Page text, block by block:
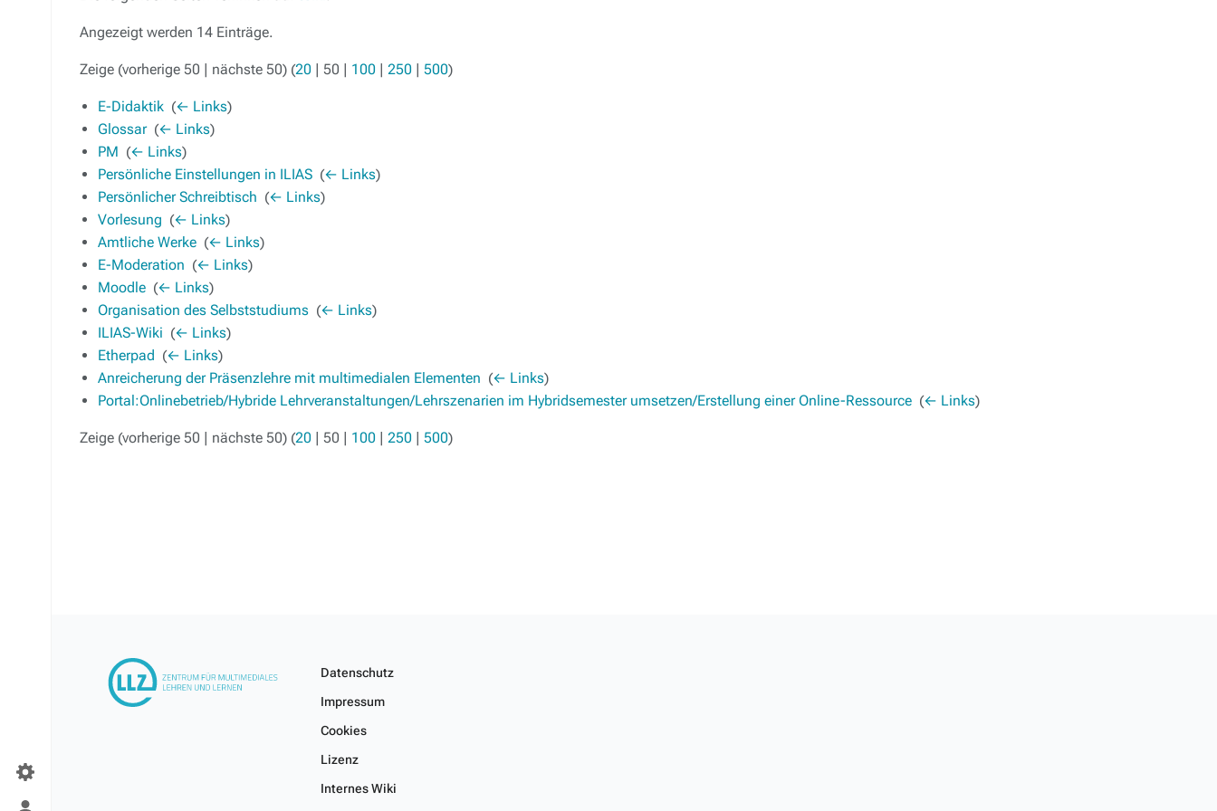
Angezeigt werden 14 Einträge.
Zeige (vorherige 50 | nächste 50) (20 | 50 | 100 | 250 | 500)
E-Didaktik (← Links)
Glossar‎ (← Links)
PM (← Links)
Persönliche Einstellungen in ILIAS (← Links)
Persönlicher Schreibtisch (← Links)
Vorlesung (← Links)
Amtliche Werke (← Links)
E-Moderation (← Links)
Moodle (← Links)
Organisation des Selbststudiums (← Links)
ILIAS-Wiki (← Links)
Etherpad (← Links)
Anreicherung der Präsenzlehre mit multimedialen Elementen (← Links)
Portal:Onlinebetrieb/Hybride Lehrveranstaltungen/Lehrszenarien im Hybridsemester umsetzen/Erstellung einer Online-Ressource (← Links)
Zeige (vorherige 50 | nächste 50) (20 | 50 | 100 | 250 | 500)
Datenschutz
Impressum
Cookies
Lizenz
Internes Wiki